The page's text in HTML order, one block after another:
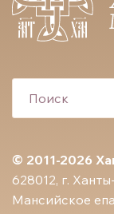
© 2011-2026
628012, г.
Мансийское